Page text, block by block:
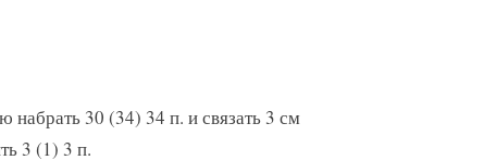
30 (34) 34 п. и связать 3 см
3 (1) 3 п.